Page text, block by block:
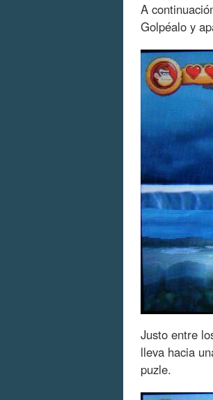
A
Golpéalo y
Justo entre
lleva hacia
puzle.